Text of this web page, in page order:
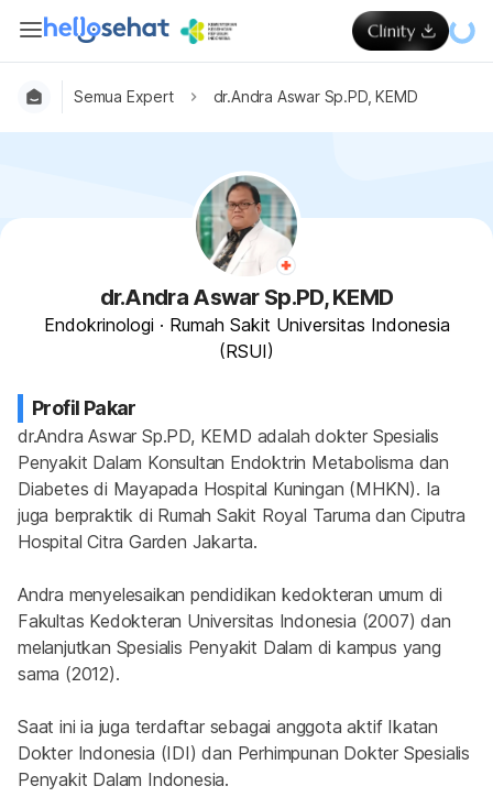
Semua Expert dr.Andra Aswar Sp.PD, KEMD
dr.Andra Aswar Sp.PD, KEMD
Endokrinologi · Rumah Sakit Universitas Indonesia
(RSUI)
Profil Pakar
dr.Andra Aswar Sp.PD, KEMD adalah dokter Spesialis
Penyakit Dalam Konsultan Endoktrin Metabolisma dan
Diabetes di Mayapada Hospital Kuningan (MHKN). Ia
juga berpraktik di Rumah Sakit Royal Taruma dan Ciputra
Hospital Citra Garden Jakarta.
Andra menyelesaikan pendidikan kedokteran umum di
Fakultas Kedokteran Universitas Indonesia (2007) dan
melanjutkan Spesialis Penyakit Dalam di kampus yang
sama (2012).
Saat ini ia juga terdaftar sebagai anggota aktif Ikatan
Dokter Indonesia (IDI) dan Perhimpunan Dokter Spesialis
Penyakit Dalam Indonesia.